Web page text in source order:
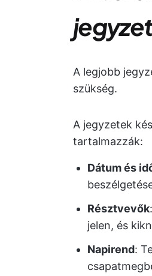
A legjobb
szükség.
A jegyzetek
tartalmazzák:
Dátum és
Résztvevők
jelen, és
Napirend: